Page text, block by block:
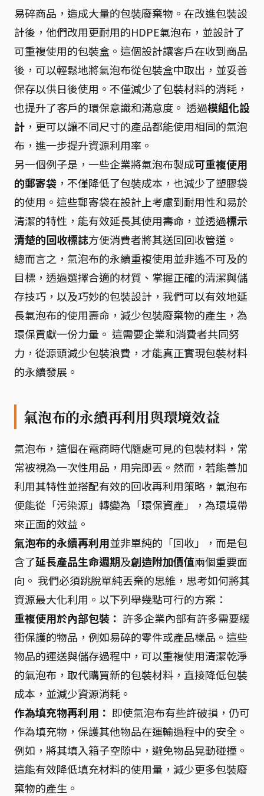
易碎商品，造成大量的包裝廢棄物。在改進包裝設
計後，他們改用更耐用的HDPE氣泡布，並設計了
可重複使用的包裝盒。這個設計讓客戶在收到商品
後，可以輕鬆地將氣泡布從包裝盒中取出，並妥善
保存以供日後使用。不僅減少了包裝材料的消耗，
也提升了客戶的環保意識和滿意度。 透過模組化設
計 ，更可以讓不同尺寸的產品都能使用相同的氣泡
布，進一步提升資源利用率。
另一個例子是，一些企業將氣泡布製成可重複使用
的郵寄袋 ，不僅降低了包裝成本，也減少了塑膠袋
的使用。這些郵寄袋在設計上考慮到耐用性和易於
清潔的特性，能有效延長其使用壽命，並透過標示
清楚的回收標誌方便消費者將其送回回收管道。
總而言之，氣泡布的永續重複使用並非遙不可及的
目標，透過選擇合適的材質、掌握正確的清潔與儲
存技巧，以及巧妙的包裝設計，我們可以有效地延
長氣泡布的使用壽命，減少包裝廢棄物的產生，為
環保貢獻一份力量。 這需要企業和消費者共同努
力，從源頭減少包裝浪費，才能真正實現包裝材料
的永續發展。
氣泡布的永續再利用與環境效益
氣泡布，這個在電商時代隨處可見的包裝材料，常
常被視為一次性用品，用完即丟。然而，若能善加
利用其特性並搭配有效的回收再利用策略，氣泡布
便能從「污染源」轉變為「環保資產」，為環境帶
來正面的效益。
氣泡布的永續再利用並非單純的「回收」，而是包
含了延長產品生命週期及創造附加價值兩個重要面
向。 我們必須跳脫單純丟棄的思維，思考如何將其
資源最大化利用。以下列舉幾點可行的方案：
重複使用於內部包裝： 許多企業內部有許多需要緩
衝保護的物品，例如易碎的零件或產品樣品。這些
物品的運送與儲存過程中，可以重複使用清潔乾淨
的氣泡布，取代購買新的包裝材料，直接降低包裝
成本，並減少資源消耗。
作為填充物再利用： 即使氣泡布有些許破損，仍可
作為填充物，保護其他物品在運輸過程中的安全。
例如，將其填入箱子空隙中，避免物品晃動碰撞。
這能有效降低填充材料的使用量，減少更多包裝廢
棄物的產生。